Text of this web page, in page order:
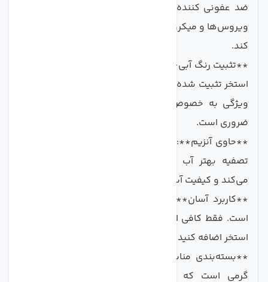
ضد عفونی کننده قوی عمل کرده و می‌تواند باکتری‌ها،
ویروس‌ها و میکروارگانیسم‌های مضر را از آب استخر حذف
کند.
**تثبیت رنگ آبی**: با استفاده از این قرص، رنگ آبی آب
استخر تثبیت شده و از کدر شدن آب جلوگیری می‌کند. این
ویژگی به خصوص برای استخرهای بتنی و پیش‌ساخته
ضروری است.
**حاوی آنزیم**: فرمولاسیون آنزیم‌دار این محصول به
تصفیه بهتر آب و کاهش رسوبات و آلاینده‌ها کمک
می‌کند و کیفیت آب را به حد مطلوب می‌رساند.
**کاربرد آسان**: استفاده از این قرص‌ها بسیار آسان
است. فقط کافی است به اندازه مناسب از قرص را به آب
استخر اضافه کنید و به نتیجه دلخواه برسید.
گرمی است که با توجه به نوع استفاده می‌توانید